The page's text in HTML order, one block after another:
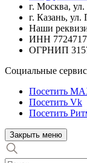
г. Москва,
г. Казань,
Наши
ИНН
ОГРНИП
Социальные
Посетить
Посетить Vk
Посетить
Закрыть меню